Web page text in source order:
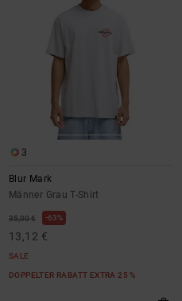
3
Blur Mark
Männer Grau T-Shirt
35,00 € 63%
13,12 €
SALE
DOPPELTER RABATT EXTRA 25 %